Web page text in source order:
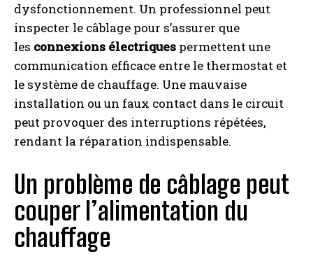
dysfonctionnement. Un professionnel peut
inspecter le câblage pour s’assurer que
les connexions électriques permettent une
communication efficace entre le thermostat et
le système de chauffage. Une mauvaise
installation ou un faux contact dans le circuit
peut provoquer des interruptions répétées,
rendant la réparation indispensable.
Un problème de câblage peut
couper l’alimentation du
chauffage